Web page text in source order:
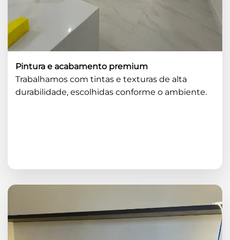
Pintura e acabamento premium
Trabalhamos com tintas e texturas de alta
durabilidade, escolhidas conforme o ambiente.